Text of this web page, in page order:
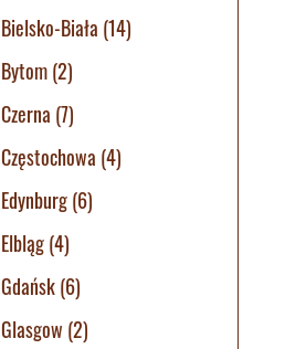
Bielsko-Biała (14)
Bytom(2)
Czerna (7)
Częstochowa (4)
Edynburg(6)
Elbląg(4)
Gdańsk(6)
Glasgow (2)